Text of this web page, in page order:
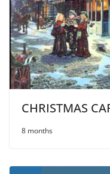
CHRISTMAS
8 months